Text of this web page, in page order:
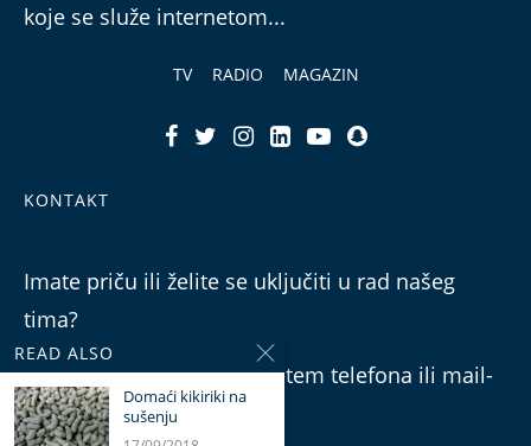
koje se služe internetom...
TV RADIO MAGAZIN
KONTAKT
Imate priču ili želite se uključiti u rad našeg
tima?
Možete nam se obratiti putem telefona ili mail-
a.
READ ALSO
Domaći kikiriki na
sušenju